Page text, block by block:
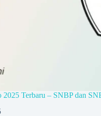
2025 Terbaru – SNBP dan